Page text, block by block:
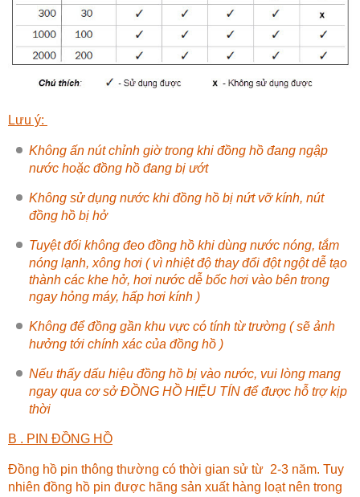
Lưu ý:
Không ấn nút chỉnh giờ trong khi đồng hồ đang ngập
nước hoặc đồng hồ đang bị ướt
Không sử dụng nước khi đồng hồ bị nứt vỡ kính, nút
đồng hồ bị hở
Tuyệt đối không đeo đồng hồ khi dùng nước nóng, tắm
nóng lạnh, xông hơi ( vì nhiệt độ thay đổi đột ngột dễ tạo
thành các khe hở, hơi nước dễ bốc hơi vào bên trong
ngay hỏng máy, hấp hơi kính )
Không để đồng gần khu vực có tính từ trường ( sẽ ảnh
hưởng tới chính xác của đồng hồ )
Nếu thấy dấu hiệu đồng hồ bị vào nước, vui lòng mang
ngay qua cơ sởĐỒNG HỒ HIỆU TÍN để được hỗ trợ kịp
thời
B . PIN ĐỒNG HỒ
Đồng hồ pin thông thường có thời gian sử từ 2-3 năm. Tuy
nhiên đồng hồ pin được hãng sản xuất hàng loạt nên trong